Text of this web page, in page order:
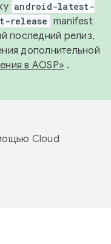
android-latest-
release manifest
последний релиз,
дополнительной
в AOSP» .
Cloud